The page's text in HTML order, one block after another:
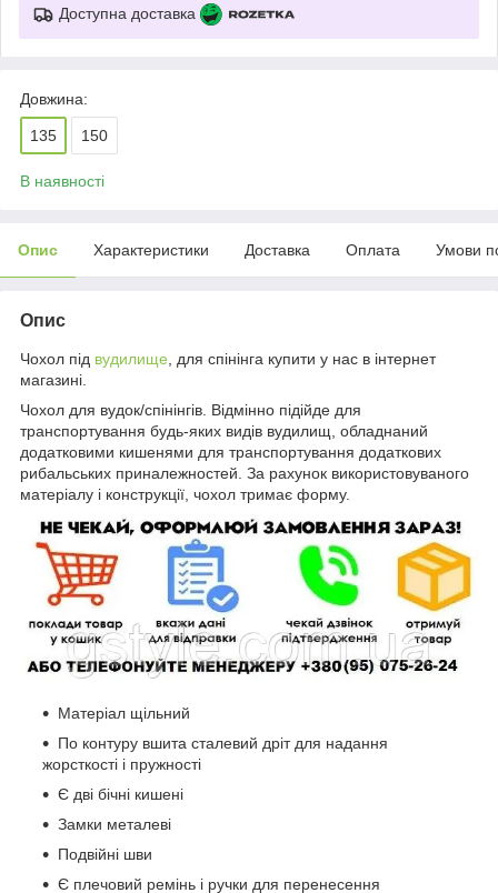
Доступна доставка
Довжина:
135 150
В наявності
Опис Характеристики Доставка Оплата Умови
Опис
Чохол під вудилище , для спінінга купити у нас в інтернет
магазині.
Чохол для вудок/спінінгів. Відмінно підійде для
транспортування будь-яких видів вудилищ, обладнаний
додатковими кишенями для транспортування додаткових
рибальських приналежностей. За рахунок використовуваного
матеріалу і конструкції, чохол тримає форму.
Матеріал щільний
По контуру вшита сталевий дріт для надання
жорсткості і пружності
Є дві бічні кишені
Замки металеві
Подвійні шви
Є плечовий ремінь і ручки для перенесення